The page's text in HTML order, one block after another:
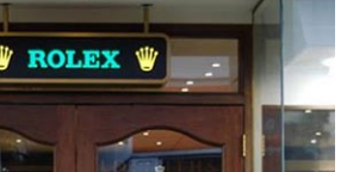
клиента комплекс охранно-
сигнализации может
сиреной или
которые усиливают
и дезориентирующее
тумана.